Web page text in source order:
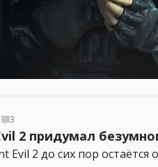
3
2 придумал
Evil 2 до сих пор